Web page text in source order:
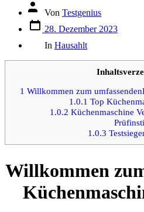
Autor
Beitrags
Von Testgenius
Datum
des
Beitrags
28. Dezember 2023
In Hausahlt
1 Willkommen zum
1.0.1 Top
1.0.2 Küchenmaschine
1.0.3
Willkommen